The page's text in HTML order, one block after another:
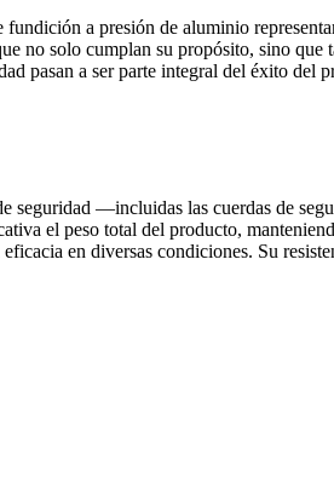
a presión de aluminio
no solo cumplan su propósito, sino
pasan a ser parte integral del éxito
seguridad —incluidas las cuerdas de
el peso total del producto,
en diversas condiciones. Su